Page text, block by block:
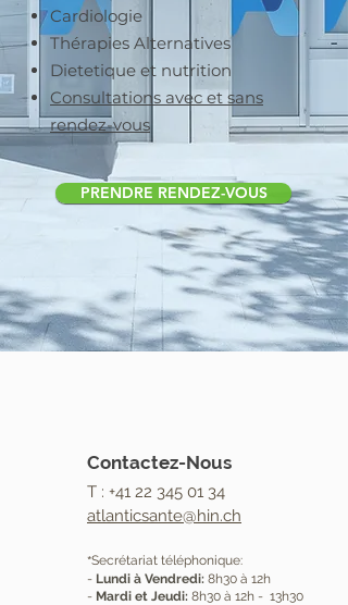
​​Cardiologie
Thérapies Alternatives
Dietetique et nutrition
Consultations avec et sans
rendez-vous
PRENDRE RENDEZ-VOUS
Contactez-Nous
T : +41 22 345 01 34
atlanticsante@hin.ch
*Secrétariat téléphonique:
- Lundi à Vendredi: 8h30 à 12h
- Mardi et Jeudi: 8h30 à 12h - 13h30